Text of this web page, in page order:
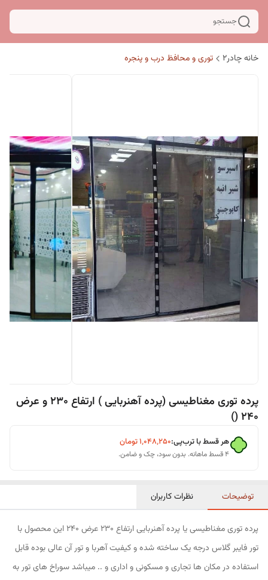
جستجو
خانه چادر۲ توری و محافظ درب و پنجره
پرده توری مغناطیسی (پرده آهنربایی ) ارتفاع 230 و عرض
240 ()
هر قسط با ترب‌پی:۱٬۰۴۸٬۲۵۰تومان
۴ قسط ماهانه. بدون سود، چک و ضامن.
توضیحات نظرات کاربران
پرده توری مغناطیسی یا پرده آهنربایی ارتفاع 230 عرض 240 این محصول با
تور فایبر گلاس درجه یک ساخته شده و کیفیت آهربا و تور آن عالی بوده قابل
استفاده در مکان ها تجاری و مسکونی و اداری و .. میباشد سوراخ های تور به